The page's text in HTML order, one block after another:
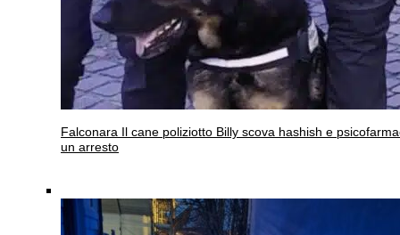
Falconara
Il cane poliziotto Billy scova hashish e
un arresto